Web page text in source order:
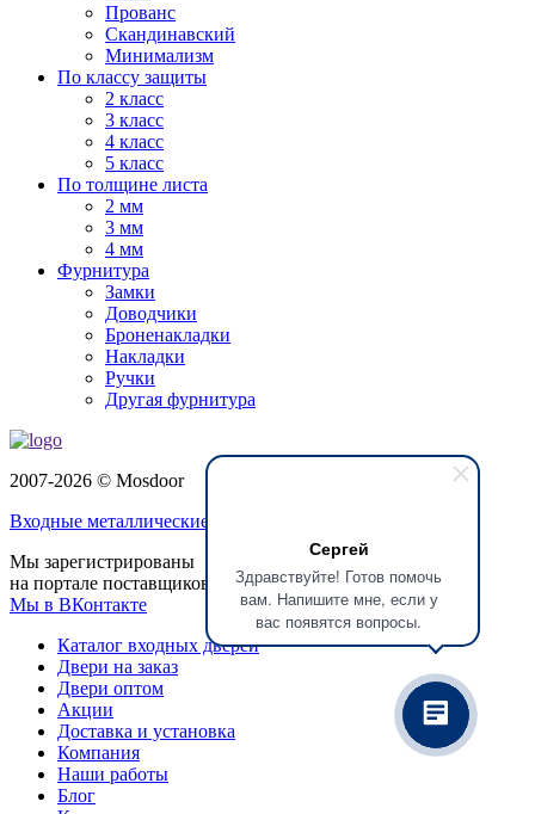
Сергей
Здравствуйте! Готов помочь
вам. Напишите мне, если у
вас появятся вопросы.
Прованс
Скандинавский
Минимализм
По классу защиты
2 класс
3 класс
4 класс
5 класс
По толщине листа
2 мм
3 мм
4 мм
Фурнитура
Замки
Доводчики
Броненакладки
Накладки
Ручки
Другая фурнитура
2007-2026 © Mosdoor
Входные металлические двери
Мы зарегистрированы
на портале поставщиков
Мы в ВКонтакте
Каталог входных дверей
Двери на заказ
Двери оптом
Акции
Доставка и установка
Компания
Наши работы
Блог